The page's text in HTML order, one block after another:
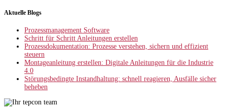
Aktuelle Blogs
Prozessmanagement Software
Schritt für Schritt Anleitungen erstellen
Prozessdokumentation: Prozesse verstehen, sichern und effizient
steuern
Montageanleitung erstellen: Digitale Anleitungen für die Industrie
4.0
Störungsbedingte Instandhaltung: schnell reagieren, Ausfälle sicher
beheben